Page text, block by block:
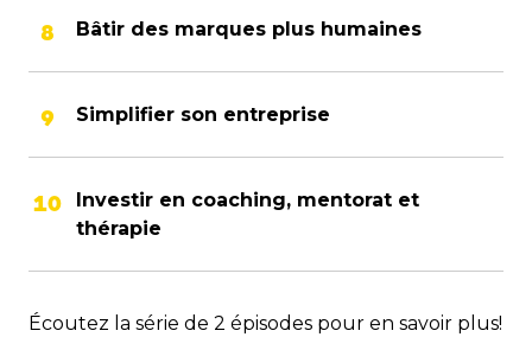
Bâtir des marques plus humaines
Simplifier son entreprise
Investir en coaching, mentorat et
thérapie
Écoutez la série de 2 épisodes pour en savoir plus!